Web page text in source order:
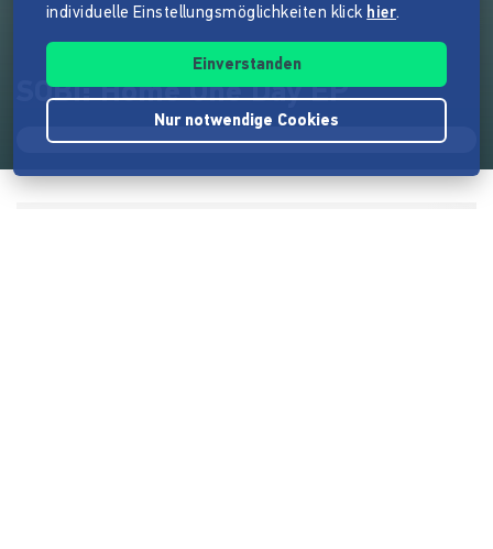
SOBI: Home One Day EP
individuelle Einstellungsmöglichkeiten klick hier.
Einverstanden
Nur notwendige Cookies